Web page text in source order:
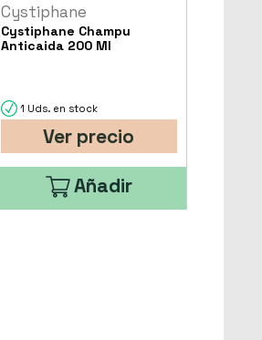
Cystiphane
Cystiphane Champu
Anticaida 200 Ml
1 Uds. en stock
Ver precio
Añadir